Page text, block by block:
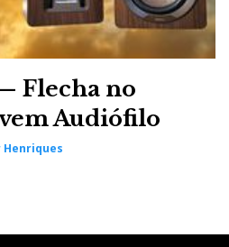
Flecha no
Audiófilo
Henriques